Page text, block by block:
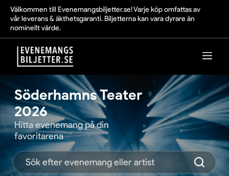
Välkommen till Evenemangsbiljetter.se! Varje köp omfattas av
vår leverans & äkthetsgaranti. Biljetterna kan vara dyrare än
nominellt värde.
Söderhamns Teater
2026
Hitta evenemang på din
favoritarena